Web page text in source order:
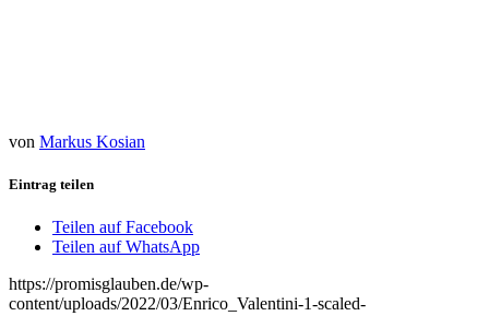
von Markus Kosian
Eintrag teilen
Teilen auf Facebook
Teilen auf WhatsApp
https://promisglauben.de/wp-
content/uploads/2022/03/Enrico_Valentini-1-scaled-